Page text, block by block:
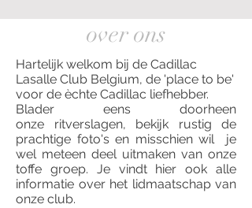
over ons
Hartelijk welkom bij de Cadillac
Lasalle Club Belgium, de 'place to be'
voor de èchte Cadillac liefhebber.
Blader eens doorheen
onze ritverslagen, bekijk rustig de
prachtige foto's en misschien wil je
wel meteen deel uitmaken van onze
toffe groep. Je vindt hier ook alle
informatie over het lidmaatschap van
onze club.